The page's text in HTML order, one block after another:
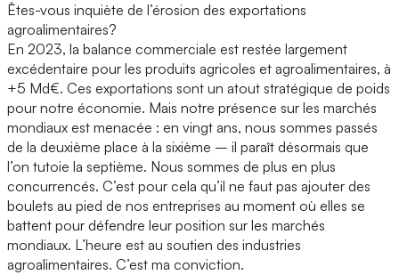
Êtes-vous inquiète de l’érosion des exportations
agroalimentaires?
En 2023, la balance commerciale est restée largement
excédentaire pour les produits agricoles et agroalimentaires, à
+5 Md€. Ces exportations sont un atout stratégique de poids
pour notre économie. Mais notre présence sur les marchés
mondiaux est menacée : en vingt ans, nous sommes passés
de la deuxième place à la sixième – il paraît désormais que
l’on tutoie la septième. Nous sommes de plus en plus
concurrencés. C’est pour cela qu’il ne faut pas ajouter des
boulets au pied de nos entreprises au moment où elles se
battent pour défendre leur position sur les marchés
mondiaux. L’heure est au soutien des industries
agroalimentaires. C’est ma conviction.